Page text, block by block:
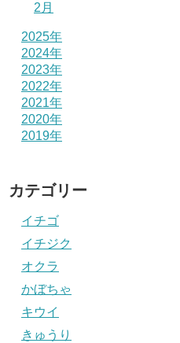
2月
2025年
2024年
2023年
2022年
2021年
2020年
2019年
カテゴリー
イチゴ
イチジク
オクラ
かぼちゃ
キウイ
きゅうり